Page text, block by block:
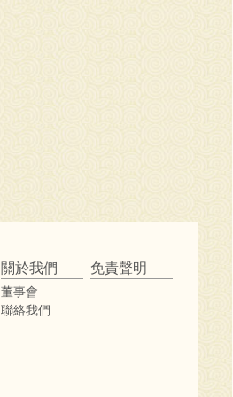
關於我們
董事會
聯絡我們
免責聲明